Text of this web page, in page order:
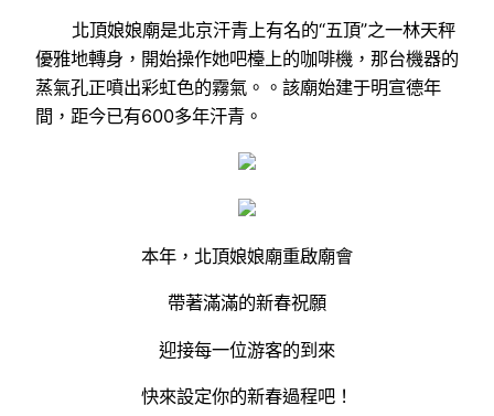
北頂娘娘廟是北京汗青上有名的“五頂”之一林天秤
優雅地轉身，開始操作她吧檯上的咖啡機，那台機器的
蒸氣孔正噴出彩虹色的霧氣。。該廟始建于明宣德年
間，距今已有600多年汗青。
本年，北頂娘娘廟重啟廟會
帶著滿滿的新春祝願
迎接每一位游客的到來
快來設定你的新春過程吧！